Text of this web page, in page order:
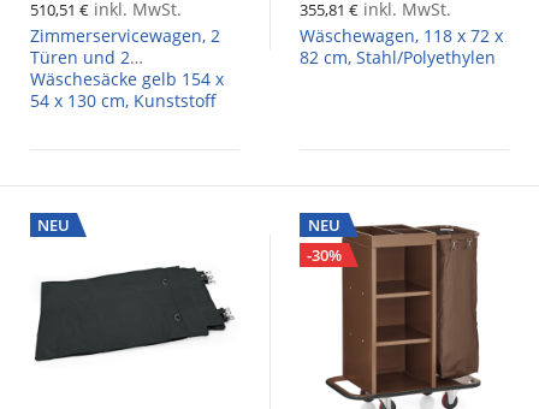
510,51 € inkl. MwSt.
Zimmerservicewagen, 2
Türen und 2
Wäschesäcke gelb 154 x
54 x 130 cm, Kunststoff
355,81 € inkl. MwSt.
Wäschewagen, 118 x 72 x
82 cm, Stahl/Polyethylen
NEU
NEU
-30%